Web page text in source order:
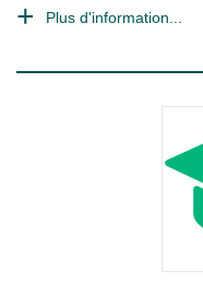
Plus d'information...